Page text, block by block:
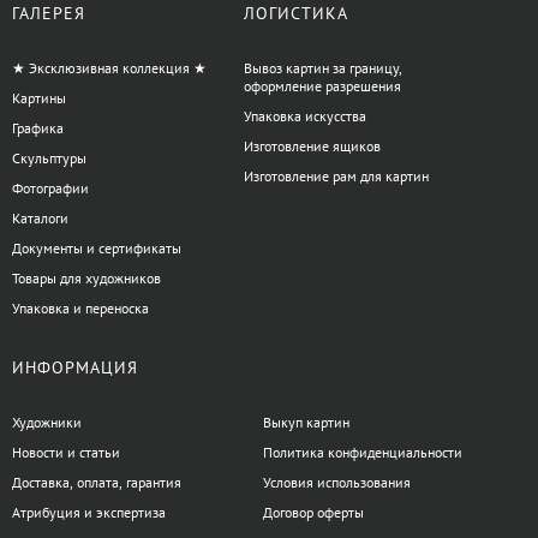
всегда готовы помочь подобрать инструменты, которые
Есть вопросы по категории Пензлемийки?
ГАЛЕРЕЯ
★ Эксклюзивная коллекция ★
Картины
Графика
Скульптуры
Фотографии
Каталоги
Документы и сертификаты
Товары для художников
Упаковка и переноска
ЛОГИСТИКА
Вывоз картин за границу,
оформление разрешения
Упаковка искусства
Изготовление ящиков
Изготовление рам для картин
ИНФОРМАЦИЯ
Художники
Новости и статьи
Доставка, оплата, гарантия
Атрибуция и экспертиза
Выкуп картин
Политика конфиденциальности
Условия использования
Договор оферты